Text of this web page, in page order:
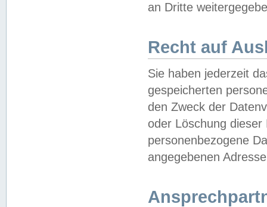
an Dritte
Recht auf
Sie haben jederzeit
gespeicherten
den Zweck der
oder Löschung
personenbezogene
angegebenen